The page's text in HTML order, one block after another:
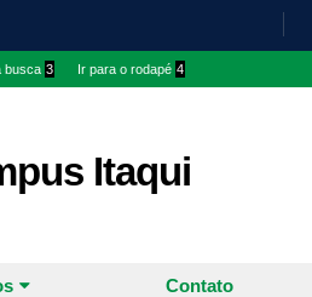
busca 3 Ir para o rodapé 4
Itaqui
Contato